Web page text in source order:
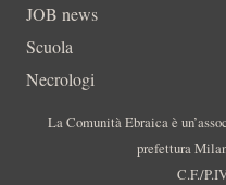
JOB news
Scuola
Necrologi
La Comunità Ebraica è
prefettura
C.F./